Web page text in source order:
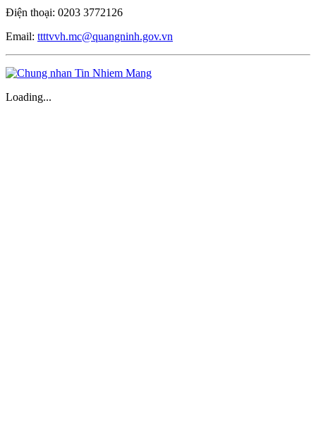
Điện thoại: 0203 3772126
Email: ttttvvh.mc@quangninh.gov.vn
Loading...